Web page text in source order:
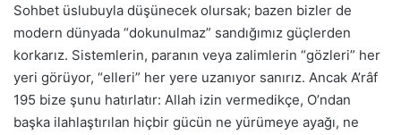
Sohbet üslubuyla düşünecek olursak; bazen bizler de
modern dünyada “dokunulmaz” sandığımız güçlerden
korkarız. Sistemlerin, paranın veya zalimlerin “gözleri” her
yeri görüyor, “elleri” her yere uzanıyor sanırız. Ancak A’râf
195 bize şunu hatırlatır: Allah izin vermedikçe, O’ndan
başka ilahlaştırılan hiçbir gücün ne yürümeye ayağı, ne